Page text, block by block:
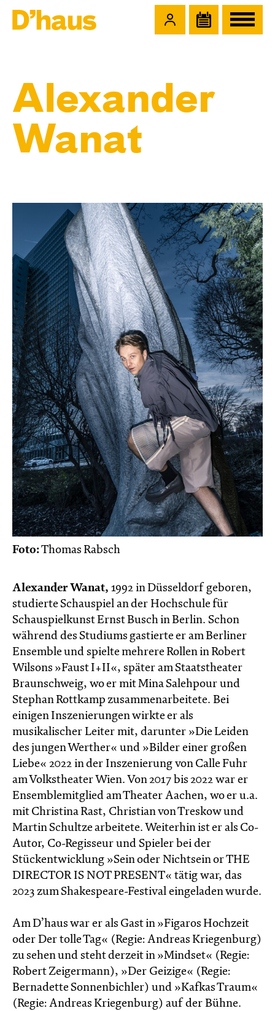
Alexander
Wanat
Foto:Thomas Rabsch
Alexander Wanat, 1992 in Düsseldorf geboren,
studierte Schauspiel an der Hochschule für
Schauspielkunst Ernst Busch in Berlin. Schon
während des Studiums gastierte er am Berliner
Ensemble und spielte mehrere Rollen in Robert
Wilsons »Faust I+II«, später am Staatstheater
Braunschweig, wo er mit Mina Salehpour und
Stephan Rottkamp zusammenarbeitete. Bei
einigen Inszenierungen wirkte er als
musikalischer Leiter mit, darunter »Die Leiden
des jungen Werther« und »Bilder einer großen
Liebe« 2022 in der Inszenierung von Calle Fuhr
am Volkstheater Wien. Von 2017 bis 2022 war er
Ensemblemitglied am Theater Aachen, wo er u.a.
mit Christina Rast, Christian von Treskow und
Martin Schultze arbeitete. Weiterhin ist er als Co-
Autor, Co-Regisseur und Spieler bei der
Stückentwicklung »Sein oder Nichtsein or THE
DIRECTOR IS NOT PRESENT« tätig war, das
2023 zum Shakespeare-Festival eingeladen wurde.
Am D’haus war er als Gast in »Figaros Hochzeit
oder Der tolle Tag« (Regie: Andreas Kriegenburg)
zu sehen und steht derzeit in »Mindset« (Regie:
Robert Zeigermann), »Der Geizige« (Regie:
Bernadette Sonnenbichler) und »Kafkas Traum«
(Regie: Andreas Kriegenburg) auf der Bühne.